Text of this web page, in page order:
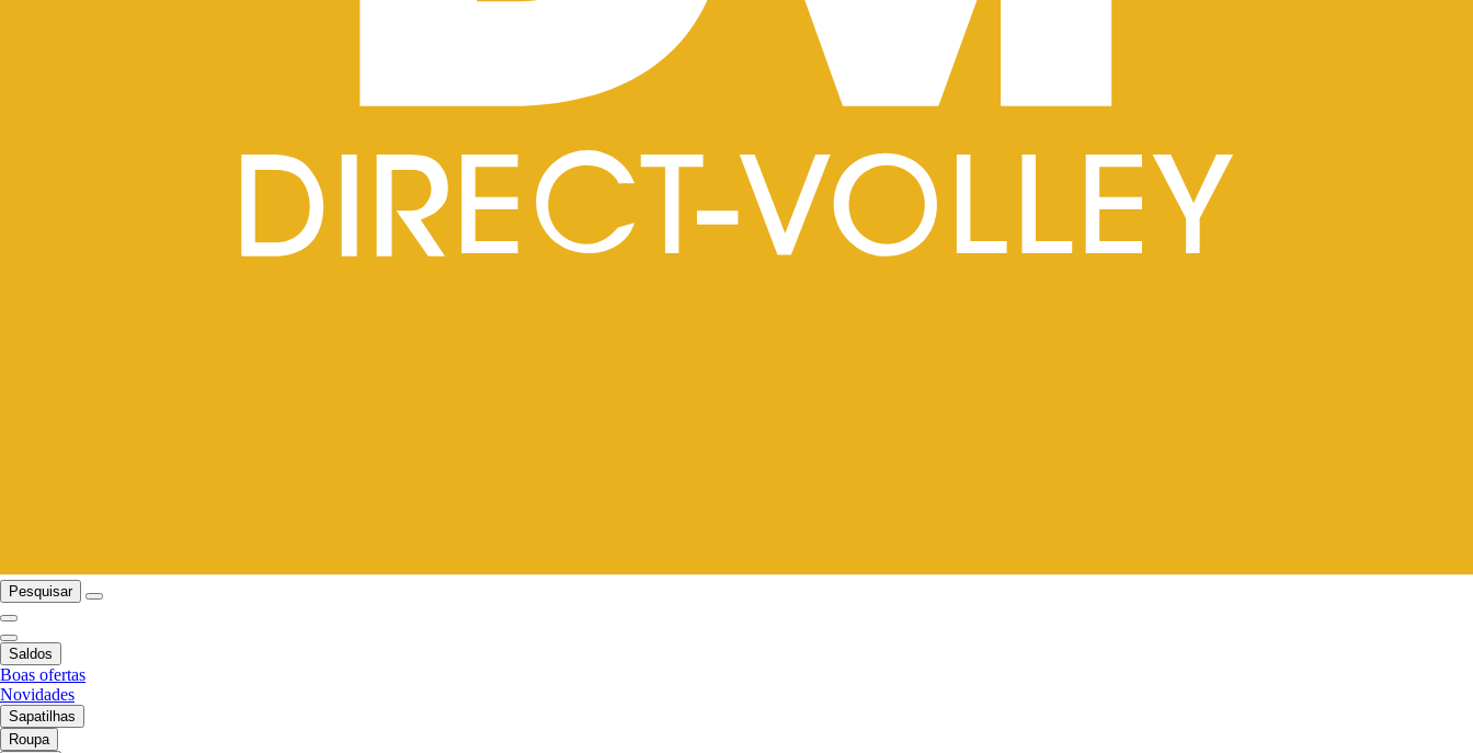
Pesquisar
Saldos
Boas ofertas
Novidades
Sapatilhas
Roupa